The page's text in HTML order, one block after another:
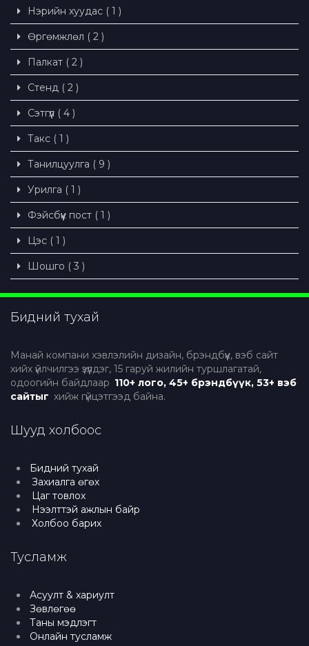
Нэрийн хуудас ( 1 )
Өргөмжлөл ( 2 )
Палкат ( 2 )
Стенд ( 2 )
Сэтгүүл ( 4 )
Такс ( 1 )
Танилцуулга ( 9 )
Урилга ( 1 )
Фэйсбүүк пост ( 1 )
Цэс ( 1 )
Шошго ( 3 )
Бидний тухай
Манай компани хэвлэлийн дизайн, брэндбүүк, вэб сайт
хийх үйлчилгээ үзүүлдэг, 15 гаруй жилийн туршлагатай,
одоогийн байдлаар 110+ лого, 45+ брэндбүүк, 53+ вэб
сайтыг хийж гүйцэтгээд байна.
Шууд холбоос
Бидний тухай
Захиалга өгөх
Цаг товлох
Нээлттэй ажлын байр
Холбоо барих
Тусламж
Асуулт & хариулт
Зөвлөгөө
Таны мэдлэгт
Онлайн тусламж